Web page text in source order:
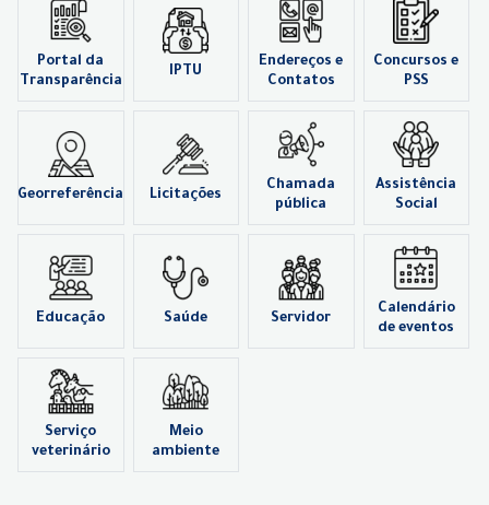
Portal da
Transparência
IPTU
Endereços e
Contatos
Concursos e
PSS
Georreferência Licitações
Chamada
pública
Assistência
Social
Educação Saúde Servidor
Calendário
de eventos
Serviço
veterinário
Meio
ambiente